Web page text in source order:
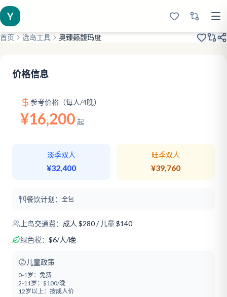
Y
首页 选岛工具 奥臻籁馥玛度
价格信息
参考价格（每人/4晚）
¥16,200 起
淡季双人
¥32,400
旺季双人
¥39,760
餐饮计划： 全包
上岛交通费： 成人 $280/ 儿童 $140
绿色税： $6/人/晚
儿童政策
0-1岁： 免费
2-11岁： $100/晚
12岁以上： 按成人价